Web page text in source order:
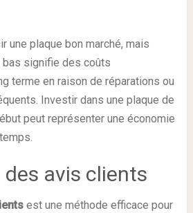
une plaque bon marché, mais
bas signifie des coûts
terme en raison de réparations ou
Investir dans une plaque de
peut représenter une économie
avis clients
est une méthode efficace pour